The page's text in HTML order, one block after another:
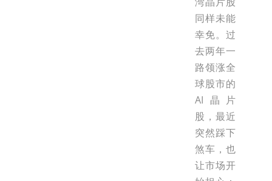
同样未能
幸免。过
去两年一
路领涨全
球股市的
AI晶片
股，最近
突然踩下
煞车，也
让市场开